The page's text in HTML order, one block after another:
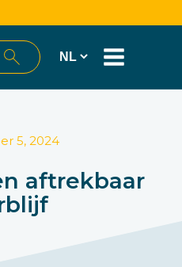
5, 2024
aftrekbaar